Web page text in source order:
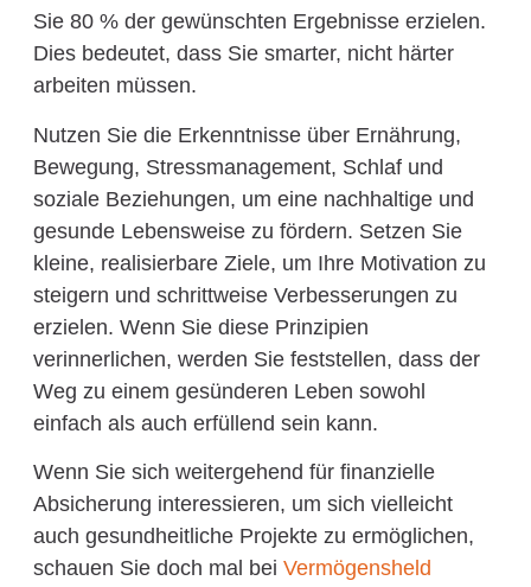
Sie 80 % der gewünschten Ergebnisse erzielen.
Dies bedeutet, dass Sie smarter, nicht härter
arbeiten müssen.
Nutzen Sie die Erkenntnisse über Ernährung,
Bewegung, Stressmanagement, Schlaf und
soziale Beziehungen, um eine nachhaltige und
gesunde Lebensweise zu fördern. Setzen Sie
kleine, realisierbare Ziele, um Ihre Motivation zu
steigern und schrittweise Verbesserungen zu
erzielen. Wenn Sie diese Prinzipien
verinnerlichen, werden Sie feststellen, dass der
Weg zu einem gesünderen Leben sowohl
einfach als auch erfüllend sein kann.
Wenn Sie sich weitergehend für finanzielle
Absicherung interessieren, um sich vielleicht
auch gesundheitliche Projekte zu ermöglichen,
schauen Sie doch mal bei Vermögensheld